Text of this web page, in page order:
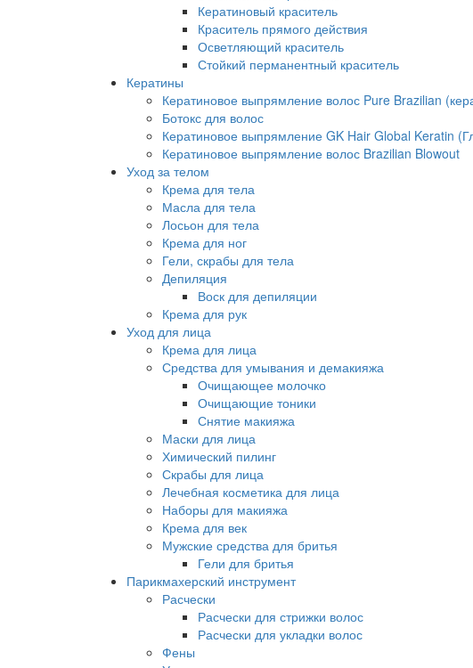
Кератиновый краситель
Краситель прямого действия
Осветляющий краситель
Стойкий перманентный краситель
Кератины
Кератиновое выпрямление волос Pure Brazilian
Ботокс для волос
Кератиновое выпрямление GK Hair Global Keratin
Кератиновое выпрямление волос Brazilian Blowout
Уход за телом
Крема для тела
Масла для тела
Лосьон для тела
Крема для ног
Гели, скрабы для тела
Депиляция
Воск для депиляции
Крема для рук
Уход для лица
Крема для лица
Средства для умывания и демакияжа
Очищающее молочко
Очищающие тоники
Снятие макияжа
Маски для лица
Химический пилинг
Скрабы для лица
Лечебная косметика для лица
Наборы для макияжа
Крема для век
Мужские средства для бритья
Гели для бритья
Парикмахерский инструмент
Расчески
Расчески для стрижки волос
Расчески для укладки волос
Фены